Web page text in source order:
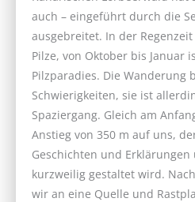
auch – eingeführt durch die
ausgebreitet. In der
Pilze, von Oktober bis Januar
Pilzparadies. Die Wanderung
Schwierigkeiten, sie ist
Spaziergang. Gleich am
Anstieg von 350 m auf uns,
Geschichten und Erklärungen
kurzweilig gestaltet wird.
wir an eine Quelle und